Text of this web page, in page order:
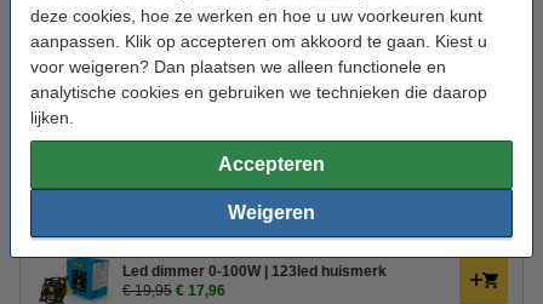
deze cookies, hoe ze werken en hoe u uw voorkeuren kunt
aanpassen. Klik op accepteren om akkoord te gaan. Kiest u
voor weigeren? Dan plaatsen we alleen functionele en
analytische cookies en gebruiken we technieken die daarop
lijken.
Accepteren
Weigeren
Oud voor nieuw: uw oude apparaat
Aanbieding:
Voordeelverpakking | 5 stuks
Led dimmer 0-100W | 123led huismerk
€ 19,95 € 17,96